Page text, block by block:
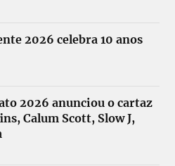
2026 celebra 10 anos
2026 anunciou o cartaz
Calum Scott, Slow J,